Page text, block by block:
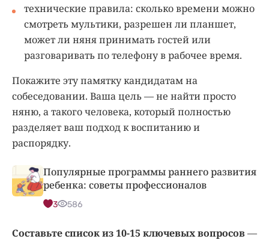
технические правила: сколько времени можно
смотреть мультики, разрешен ли планшет,
может ли няня принимать гостей или
разговаривать по телефону в рабочее время.
Покажите эту памятку кандидатам на
собеседовании. Ваша цель — не найти просто
няню, а такого человека, который полностью
разделяет ваш подход к воспитанию и
распорядку.
Популярные программы раннего развития
ребенка: советы профессионалов
3 586
Составьте список из 10-15 ключевых вопросов—